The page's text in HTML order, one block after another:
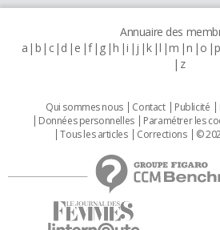
Annuaire des
a b c d e f g h i j k l m n o p
z
Qui sommes nous Contact Publicité
Données personnelles
Paramétrer les
Tous les articles
Corrections ©